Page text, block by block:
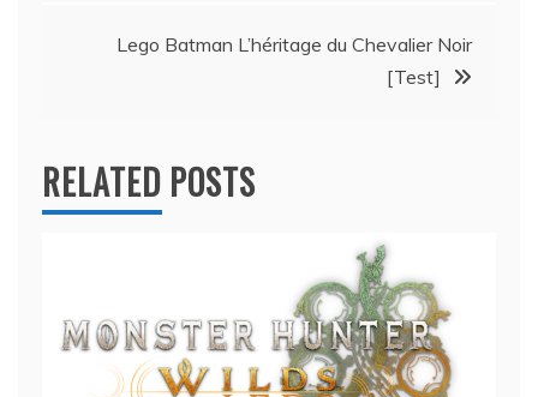
Lego Batman L’héritage du Chevalier Noir
[Test]
RELATED POSTS